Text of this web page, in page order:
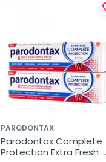
PARODONTAX
Parodontax Complete
Protection Extra Fresh